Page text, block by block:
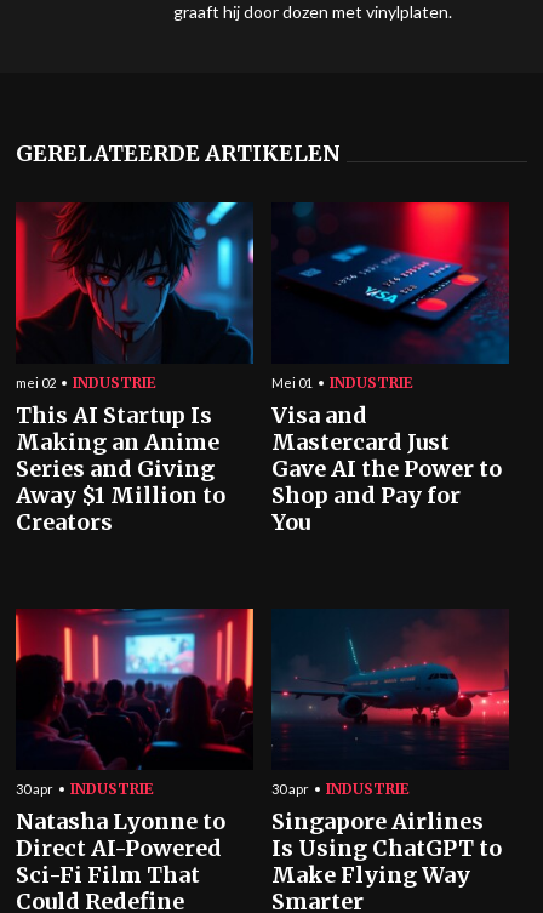
graaft hij door dozen met vinylplaten.
GERELATEERDE ARTIKELEN
mei 02 INDUSTRIE
This AI Startup Is
Making an Anime
Series and Giving
Away $1 Million to
Creators
Mei 01 INDUSTRIE
Visa and
Mastercard Just
Gave AI the Power to
Shop and Pay for
You
30 apr INDUSTRIE
Natasha Lyonne to
Direct AI-Powered
Sci-Fi Film That
Could Redefine
30 apr INDUSTRIE
Singapore Airlines
Is Using ChatGPT to
Make Flying Way
Smarter